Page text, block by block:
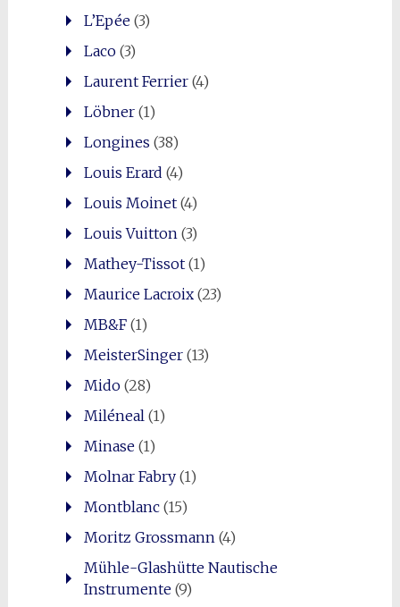
L’Epée(3)
Laco(3)
Laurent Ferrier(4)
Löbner(1)
Longines (38)
Louis Erard (4)
Louis Moinet(4)
Louis Vuitton (3)
Mathey-Tissot(1)
Maurice Lacroix(23)
MB&F(1)
MeisterSinger(13)
Mido(28)
Miléneal (1)
Minase(1)
Molnar Fabry(1)
Montblanc(15)
Moritz Grossmann (4)
Mühle-Glashütte Nautische
Instrumente(9)